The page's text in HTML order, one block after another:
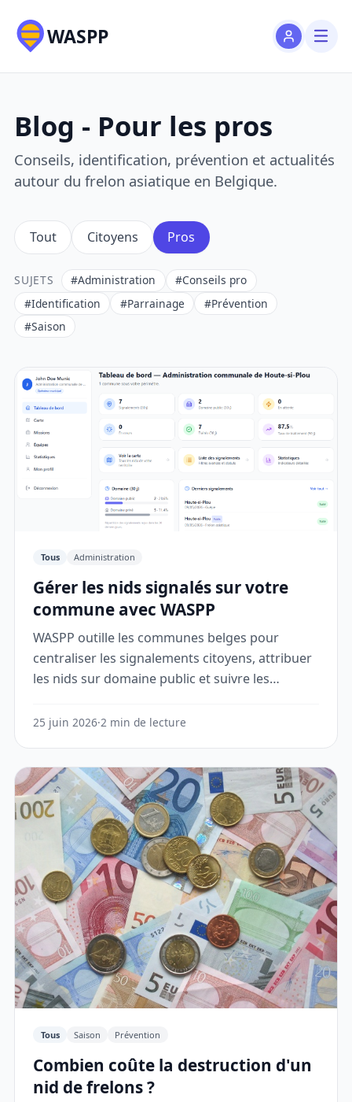
WASPP
Blog - Pour les pros
Conseils, identification, prévention et actualités
autour du frelon asiatique en Belgique.
Tout Citoyens Pros
SUJETS #Administration
#Conseils pro
#Identification
#Parrainage
#Prévention
#Saison
Tous Administration
Gérer les nids signalés sur votre
commune avec WASPP
WASPP outille les communes belges pour
centraliser les signalements citoyens, attribuer
les nids sur domaine public et suivre les
25 juin 2026·2 min de lecture
Tous Saison Prévention
Combien coûte la destruction d'un
nid de frelons ?